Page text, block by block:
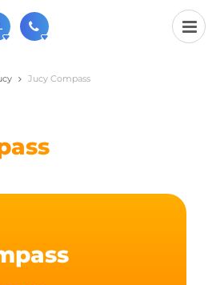
altijd een mailtje sturen.
Jucy Compass